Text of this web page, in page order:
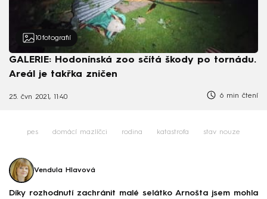
10 fotografií
GALERIE: Hodonínská zoo sčítá škody po tornádu.
Areál je takřka zničen
25. čvn 2021, 11:40 6 min čtení
pes domácí mazlíčci rodina katastrofa stav nouze
Vendula Hlavová
Díky rozhodnutí zachránit malé selátko Arnošta jsem mohla